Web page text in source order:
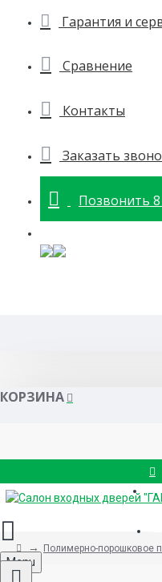
Гарантия и
Сравнение
Контакты
Заказать
Позвонить 8
КОРЗИНА
Menu
Полимерно-порошковое